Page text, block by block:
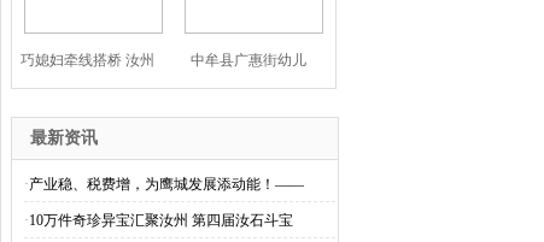
巧媳妇牵线搭桥 汝州
造扬
中牟县广惠街幼儿
园：瑞
最新资讯
·产业稳、税费增，为鹰城发展添动能！——
·10万件奇珍异宝汇聚汝州 第四届汝石斗宝